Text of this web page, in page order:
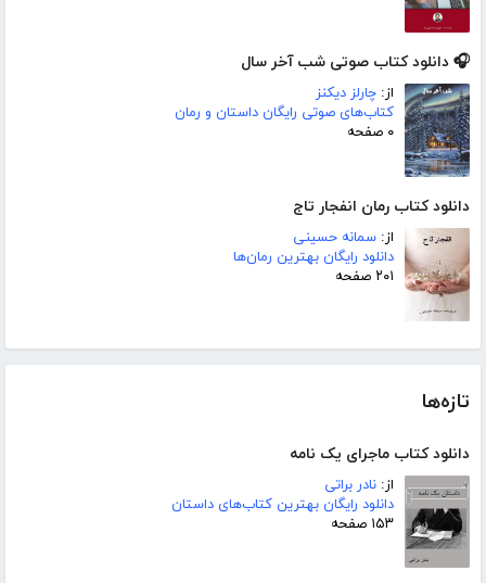
🎧 دانلود کتاب صوتی شب آخر سال
از: چارلز دیکنز
کتاب‌های صوتی رایگان داستان و رمان
۰ صفحه
دانلود کتاب رمان انفجار تاج
از: سمانه حسینی
دانلود رایگان بهترین رمان‌ها
۲۰۱ صفحه
تازه‌ها
دانلود کتاب ماجرای یک نامه
از: نادر براتی
دانلود رایگان بهترین کتاب‌های داستان
۱۵۳ صفحه